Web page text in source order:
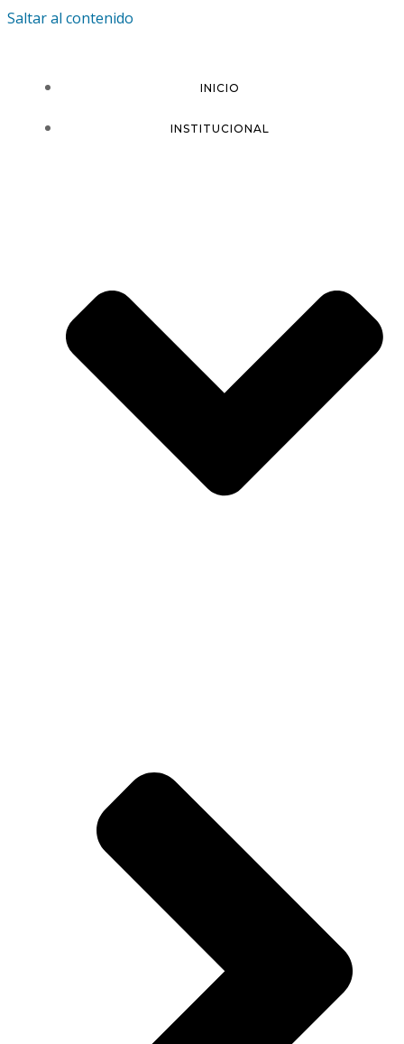
Saltar al contenido
INICIO
INSTITUCIONAL